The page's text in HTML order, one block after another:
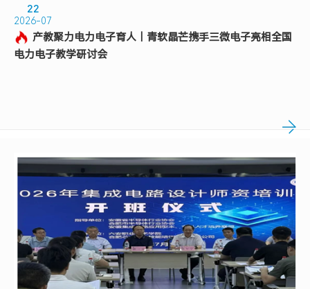
22
2026-07
产教聚力电力电子育人｜青软晶芒携手三微电子亮相全国
电力电子教学研讨会